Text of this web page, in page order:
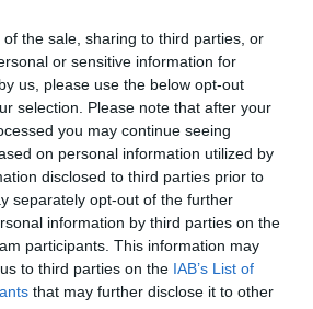
the sale, sharing to third parties, or
or sensitive information for
us, please use the below opt-out
selection. Please note that after your
you may continue seeing
on personal information utilized by
disclosed to third parties prior to
separately opt-out of the further
information by third parties on the
participants. This information may
to third parties on the IAB’s List of
that may further disclose it to other